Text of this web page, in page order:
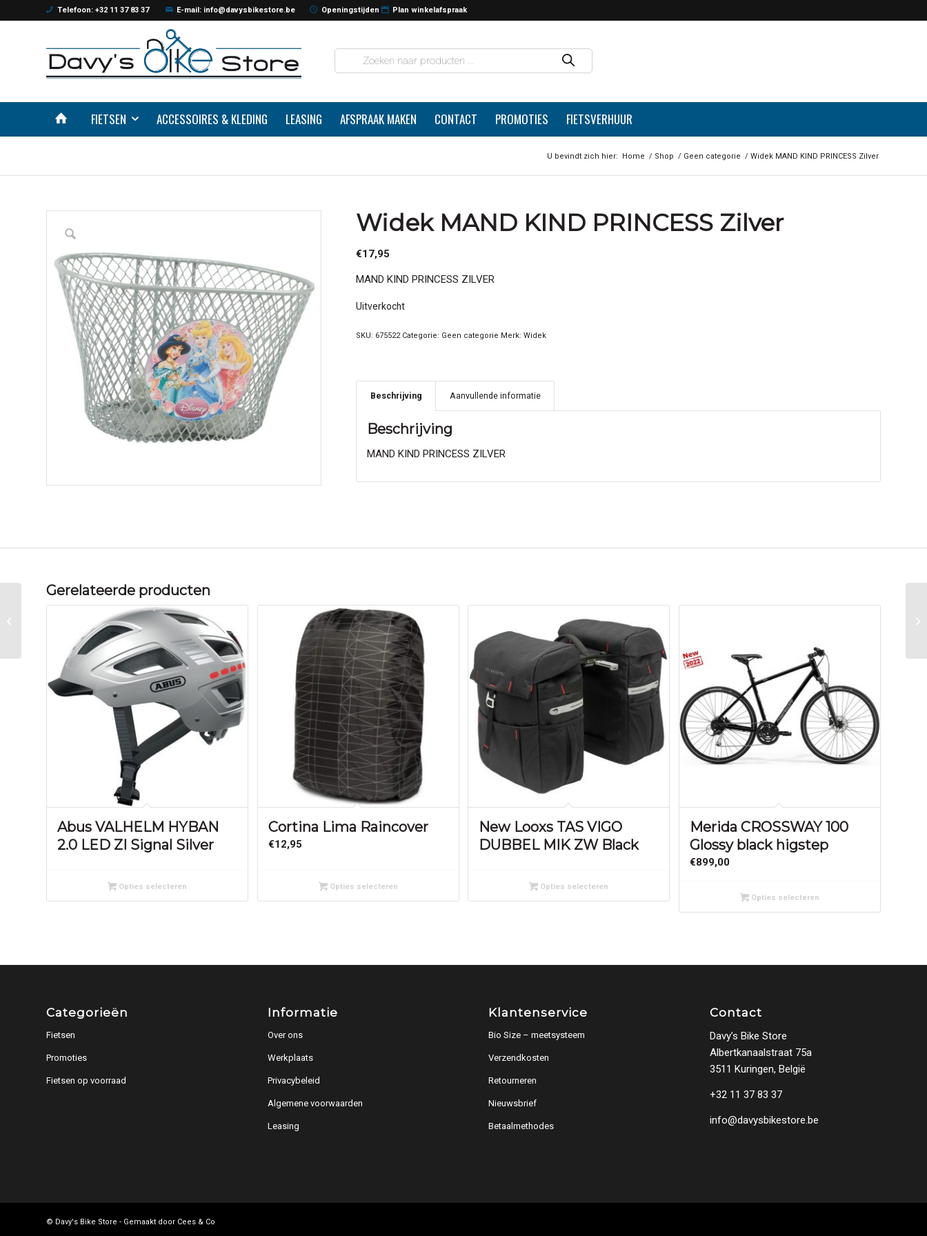
Telefoon: +32 11 37 83 37 E-mail: info@davysbikestore.be Openingstijden Plan winkelafspraak
FIETSEN ACCESSOIRES & KLEDING LEASING AFSPRAAK MAKEN CONTACT PROMOTIES FIETSVERHUUR
U bevindt zich hier: Home / Shop / Geen categorie / Widek MAND KIND PRINCESS Zilver
Widek MAND KIND PRINCESS Zilver
€17,95
MAND KIND PRINCESS ZILVER
Uitverkocht
SKU: 675522 Categorie: Geen categorie Merk:Widek
Beschrijving Aanvullende informatie
Beschrijving
MAND KIND PRINCESS ZILVER
Gerelateerde producten
Abus VALHELM HYBAN
2.0 LED ZI Signal Silver
Opties selecteren
Cortina Lima Raincover
€12,95
Opties selecteren
New Looxs TAS VIGO
DUBBEL MIK ZW Black
Opties selecteren
Merida CROSSWAY 100
Glossy black higstep
€899,00
Opties selecteren
Categorieën
Fietsen
Promoties
Fietsen op voorraad
Informatie
Over ons
Werkplaats
Privacybeleid
Algemene voorwaarden
Leasing
Klantenservice
Bio Size – meetsysteem
Verzendkosten
Retourneren
Nieuwsbrief
Betaalmethodes
Contact
Davy’s Bike Store
Albertkanaalstraat 75a
3511 Kuringen, België
+32 11 37 83 37
info@davysbikestore.be
© Davy's Bike Store - Gemaakt door Cees & Co
PRINCESS PVC ZILVER